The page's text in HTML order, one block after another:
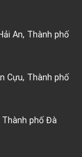
An, Thành phố
Cựu, Thành phố
Thành phố Đà